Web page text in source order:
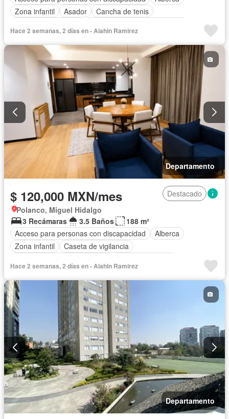
Zona infantil
Asador
Cancha de tenis
Cocina integral
Cuarto de Limpieza
Estacionamiento
Gas natural Gimnasio
Jacuzzi
Jardín
Recámara con closet
Sala polivalente
Seguridad
Sin amueblar
Hace 2 semanas, 2 días en - Alahin Ramirez
Departamento
$ 120,000 MXN/mes
Destacado
Polanco, Miguel Hidalgo
3 Recámaras
3.5 Baños
188 m²
Acceso para personas con discapacidad
Alberca
Zona infantil
Caseta de vigilancia
Cocina integral
Cuarto de Limpieza
Elevador
Estacionamiento Gas natural
Jacuzzi
Jardín Despacho
Recámara con closet
Sala polivalente
Sauna Seguridad
Completamente amueblado
Hace 2 semanas, 2 días en - Alahin Ramirez
Departamento